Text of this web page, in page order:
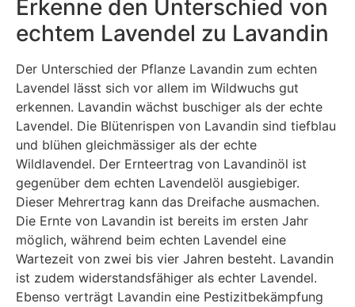
Erkenne den Unterschied von
echtem Lavendel zu Lavandin
Der Unterschied der Pflanze Lavandin zum echten
Lavendel lässt sich vor allem im Wildwuchs gut
erkennen. Lavandin wächst buschiger als der echte
Lavendel. Die Blütenrispen von Lavandin sind tiefblau
und blühen gleichmässiger als der echte
Wildlavendel. Der Ernteertrag von Lavandinöl ist
gegenüber dem echten Lavendelöl ausgiebiger.
Dieser Mehrertrag kann das Dreifache ausmachen.
Die Ernte von Lavandin ist bereits im ersten Jahr
möglich, während beim echten Lavendel eine
Wartezeit von zwei bis vier Jahren besteht. Lavandin
ist zudem widerstandsfähiger als echter Lavendel.
Ebenso verträgt Lavandin eine Pestizitbekämpfung